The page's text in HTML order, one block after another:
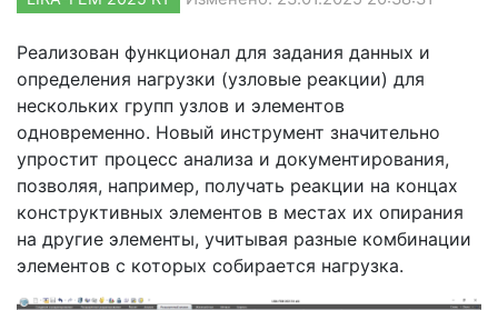
Реализован функционал для задания данных и
определения нагрузки (узловые реакции) для
нескольких групп узлов и элементов
одновременно. Новый инструмент значительно
упростит процесс анализа и документирования,
позволяя, например, получать реакции на концах
конструктивных элементов в местах их опирания
на другие элементы, учитывая разные комбинации
элементов с которых собирается нагрузка.